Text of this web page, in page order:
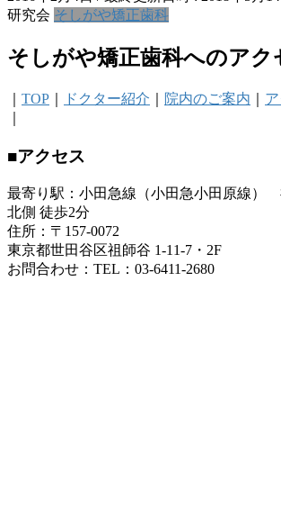
研究会 そしがや矯正歯科
そしがや矯正歯科へのアク
TOP ドクター紹介 院内のご案内
■アクセス
最寄り駅：小田急線（小田急小田原線）
北側 徒歩2分
住所：〒157-0072
東京都世田谷区祖師谷 1-11-7・2F
お問合わせ：TEL：03-6411-2680